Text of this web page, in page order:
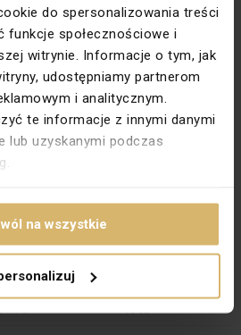
do spersonalizowania treści
funkcje społecznościowe i
witrynie. Informacje o tym, jak
udostępniamy partnerom
i analitycznym.
te informacje z innymi danymi
lub uzyskanymi podczas
na wszystkie
Gwintowe
TV
DATA
Tak
Gniazdo końcowe
MHz 10 dB